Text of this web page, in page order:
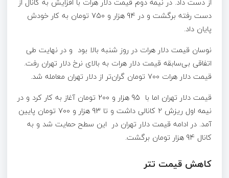
دست رفته برگشت و در 94 هزار و 750 تومان به کار خودش
پایان داد.
نوسان قیمت دلار هرات در روز شنبه بالا بود و در نهایت طی
اتفاقی بی‌سابقه قیمت دلار هرات به بالای نرخ دلار تهران رفت.
قیمت دلار هرات 700 تومان گران‌تر از دلار تهران معامله شد.
قیمت دلار تهران اما با 95 هزار و 200 تومان آغاز به کار کرد و در
نیمه اول ریزش ۲ کانالی داشت و تا 93 هزار و 700 تومان پایین
آمد. در ادامه قیمت دلار تهران در این سطح حمایت شد و به
کانال 94 هزار تومان برگشت.
کاهش قیمت تتر